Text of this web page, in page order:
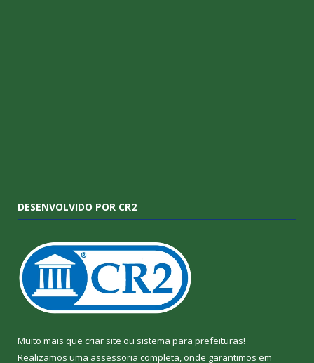
DESENVOLVIDO POR CR2
Muito mais que criar site ou sistema para prefeituras!
Realizamos uma assessoria completa, onde garantimos em